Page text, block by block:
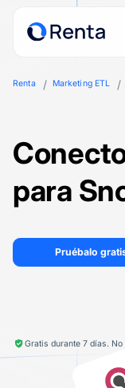
Renta Marketing ETL
para
Pruébalo
Gratis durante 7 días.